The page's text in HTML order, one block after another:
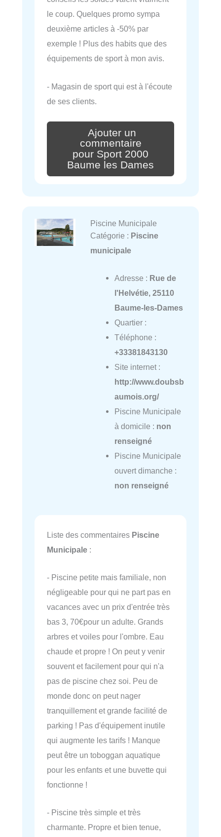
le coup. Quelques promo sympa
deuxième articles à -50% par
exemple ! Plus des habits que des
équipements de sport à mon avis.
- Magasin de sport qui est à l'écoute
de ses clients.
Ajouter un
commentaire
pour Sport 2000
Baume les Dames
Piscine Municipale
Catégorie : Piscine
municipale
Adresse : Rue de
l'Helvétie, 25110
Baume-les-Dames
Quartier :
Téléphone :
+33381843130
Site internet :
http://www.doubsb
aumois.org/
Piscine Municipale
à domicile : non
renseigné
Piscine Municipale
ouvert dimanche :
non renseigné
Liste des commentaires Piscine
Municipale :
- Piscine petite mais familiale, non
négligeable pour qui ne part pas en
vacances avec un prix d'entrée très
bas 3, 70€pour un adulte. Grands
arbres et voiles pour l'ombre. Eau
chaude et propre ! On peut y venir
souvent et facilement pour qui n'a
pas de piscine chez soi. Peu de
monde donc on peut nager
tranquillement et grande facilité de
parking ! Pas d'équipement inutile
qui augmente les tarifs ! Manque
peut être un toboggan aquatique
pour les enfants et une buvette qui
fonctionne !
- Piscine très simple et très
charmante. Propre et bien tenue,